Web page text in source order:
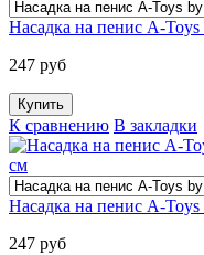
Насадка на пенис A-
247 руб
К сравнению В закладки
Насадка на пенис A-
247 руб